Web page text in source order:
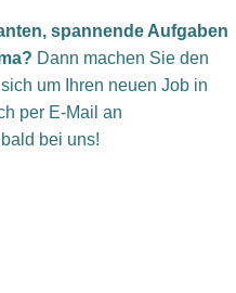
spannende Aufgaben
Dann machen Sie den
um Ihren neuen Job in
per E-Mail an
bei uns!